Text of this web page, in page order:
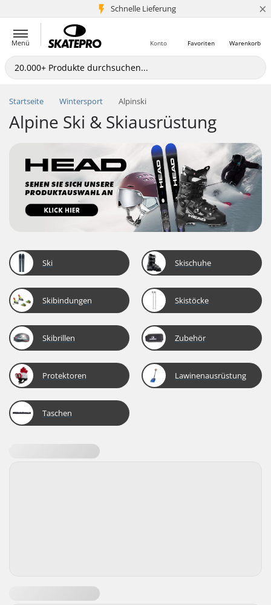
Schnelle Lieferung
5+ Mio. Kunden ×
Menü Warenkorb
Favoriten
Konto
Startseite Wintersport Alpinski
Alpine Ski & Skiausrüstung
Ski Skischuhe
Skibindungen Skistöcke
Skibrillen Zubehör
Protektoren Lawinenausrüstung
Taschen